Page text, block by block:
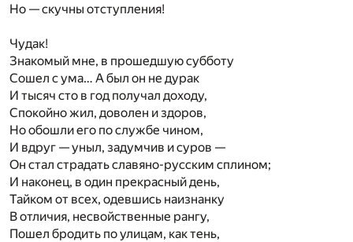
Но — скучны отступления!
Чудак!
Знакомый мне, в прошедшую субботу
Сошел с ума… А был он не дурак
И тысяч сто в год получал доходу,
Спокойно жил, доволен и здоров,
Но обошли его по службе чином,
И вдруг — уныл, задумчив и суров —
Он стал страдать славяно-русским сплином;
И наконец, в один прекрасный день,
Тайком от всех, одевшись наизнанку
В отличия, несвойственные рангу,
Пошел бродить по улицам, как тень,